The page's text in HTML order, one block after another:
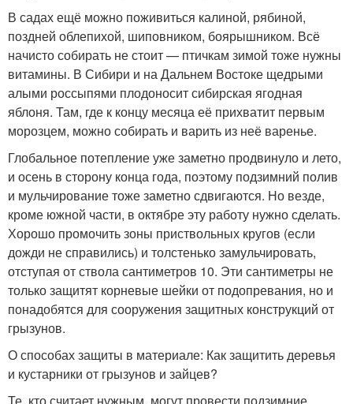
В садах ещё можно поживиться калиной, рябиной,
поздней облепихой, шиповником, боярышником. Всё
начисто собирать не стоит — птичкам зимой тоже нужны
витамины. В Сибири и на Дальнем Востоке щедрыми
алыми россыпями плодоносит сибирская ягодная
яблоня. Там, где к концу месяца её прихватит первым
морозцем, можно собирать и варить из неё варенье.
Глобальное потепление уже заметно продвинуло и лето,
и осень в сторону конца года, поэтому подзимний полив
и мульчирование тоже заметно сдвигаются. Но везде,
кроме южной части, в октябре эту работу нужно сделать.
Хорошо промочить зоны приствольных кругов (если
дожди не справились) и толстенько замульчировать,
отступая от ствола сантиметров 10. Эти сантиметры не
только защитят корневые шейки от подопревания, но и
понадобятся для сооружения защитных конструкций от
грызунов.
О способах защиты в материале: Как защитить деревья
и кустарники от грызунов и зайцев?
Те, кто считает нужным, могут провести подзимние